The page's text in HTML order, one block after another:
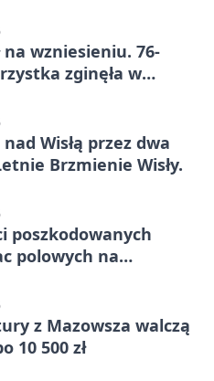
na wzniesieniu. 76-
zginęła w
nad Wisłą przez dwa
Brzmienie Wisły.
poszkodowanych
polowych na
z Mazowsza walczą
10 500 zł